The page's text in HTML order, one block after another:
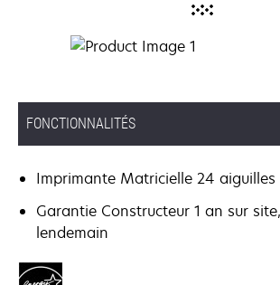
FONCTIONNALITÉS
Imprimante Matricielle 24 aiguilles
Garantie Constructeur 1 an sur
lendemain